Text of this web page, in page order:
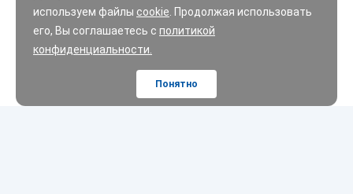
используем файлы cookie . Продолжая использовать
его, Вы соглашаетесь с политикой
конфиденциальности.
Понятно